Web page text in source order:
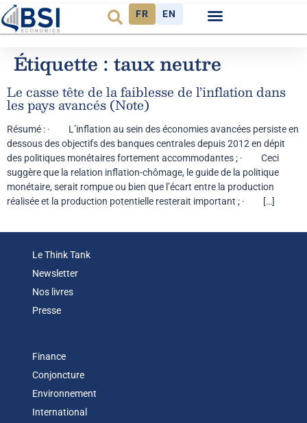
FR EN
Étiquette : taux neutre
Le casse tête de la faiblesse de l’inflation dans
les pays avancés (Note)
Résumé : · L’inflation au sein des économies avancées persiste en
dessous des objectifs des banques centrales depuis 2012 en dépit
des politiques monétaires fortement accommodantes ; · Ceci
suggère que la relation inflation-chômage, le guide de la politique
monétaire, serait rompue ou bien que l’écart entre la production
réalisée et la production potentielle resterait important ; · […]
Le Think Tank
Newsletter
Nos livres
Presse
Finance
Conjoncture
Environnement
International